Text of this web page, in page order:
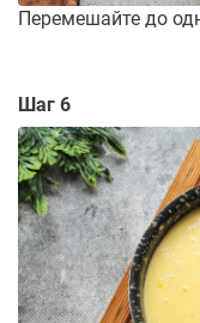
Перемешайте до
Шаг 6